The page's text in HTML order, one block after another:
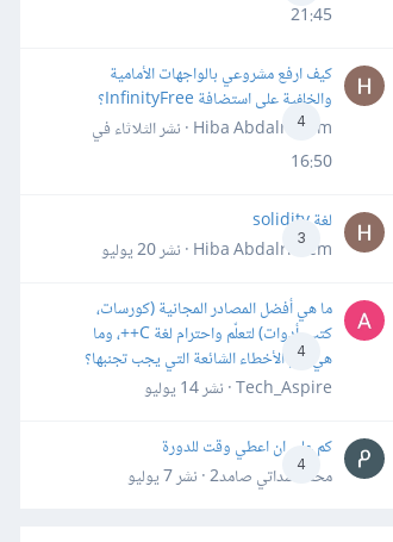
21:45
4
كيف ارفع مشروعي بالواجهات الأمامية
والخلفية على استضافة InfinityFree؟
Hiba Abdalrheem · نشر
الثلاثاء في
16:50
3
لغة solidity
Hiba Abdalrheem · نشر
20 يوليو
4
ما هي أفضل المصادر المجانية (كورسات،
كتب، أدوات) لتعلّم واحترام لغة C++، وما
هي أهم الأخطاء الشائعة التي يجب تجنبها؟
Tech_Aspire · نشر
14 يوليو
4
كم علي ان اعطي وقت للدورة
محمد سداتي صامد2 · نشر
7 يوليو